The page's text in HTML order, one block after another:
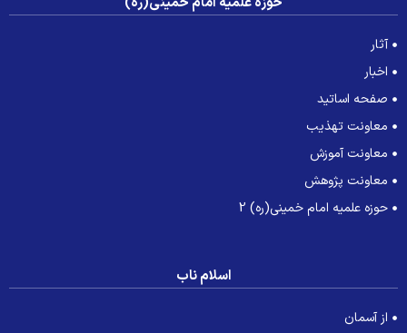
آثار
اخبار
صفحه اساتید
معاونت تهذیب
معاونت آموزش
معاونت پژوهش
حوزه علمیه امام خمینی(ره) 2
اسلام ناب
از آسمان